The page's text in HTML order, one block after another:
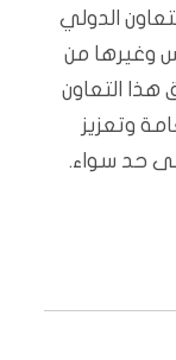
الدولي
وغيرها من
هذا التعاون
وتعزيز
حد سواء.